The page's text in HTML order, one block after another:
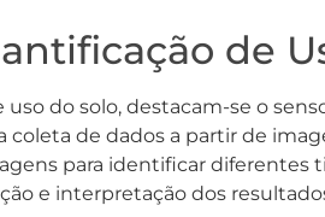
de
do solo, destacam-se o
de dados a partir de
para identificar diferentes
e interpretação dos